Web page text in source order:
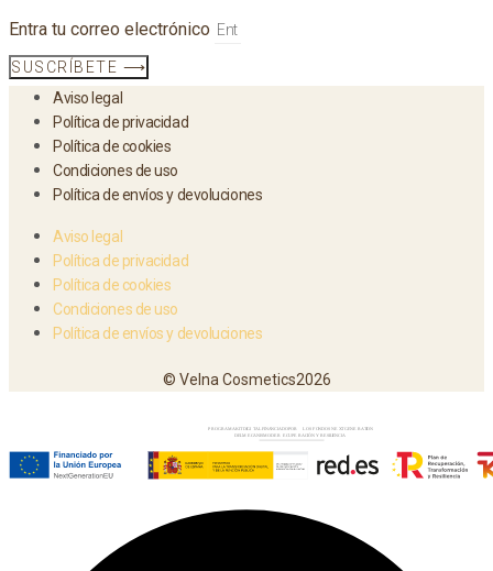
Entra tu correo electrónico
SUSCRÍBETE ⟶
Aviso legal
Política de privacidad
Política de cookies
Condiciones de uso
Política de envíos y devoluciones
Aviso legal
Política de privacidad
Política de cookies
Condiciones de uso
Política de envíos y devoluciones
© Velna Cosmetics2026